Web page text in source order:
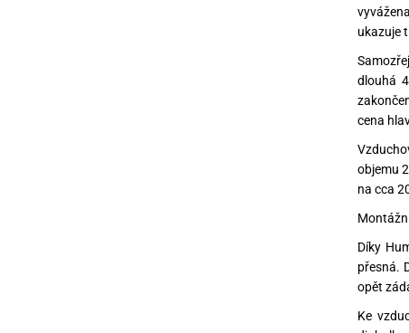
ukazuje
dlouhá
cena
objemu
na cca
Díky
přesná.
opět
Ke